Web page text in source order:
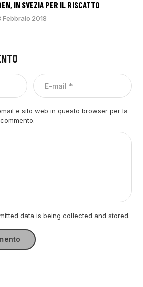
IN SVEZIA PER IL RISCATTO
Febbraio 2018
e sito web in questo browser per la
data is being collected and stored.